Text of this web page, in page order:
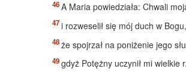
A Maria powiedziała: Chwali
i rozweselił się mój duch w
że spojrzał na poniżenie jego
gdyż Potężny uczynił mi wielkie